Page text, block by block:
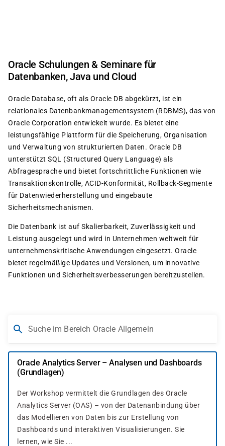
Oracle Schulungen & Seminare für
Datenbanken, Java und Cloud
Oracle Database, oft als Oracle DB abgekürzt, ist ein
relationales Datenbankmanagementsystem (RDBMS), das von
Oracle Corporation entwickelt wurde. Es bietet eine
leistungsfähige Plattform für die Speicherung, Organisation
und Verwaltung von strukturierten Daten. Oracle DB
unterstützt SQL (Structured Query Language) als
Abfragesprache und bietet fortschrittliche Funktionen wie
Transaktionskontrolle, ACID-Konformität, Rollback-Segmente
für Datenwiederherstellung und eingebaute
Sicherheitsmechanismen.
Die Datenbank ist auf Skalierbarkeit, Zuverlässigkeit und
Leistung ausgelegt und wird in Unternehmen weltweit für
unternehmenskritische Anwendungen eingesetzt. Oracle
bietet regelmäßige Updates und Versionen, um innovative
Funktionen und Sicherheitsverbesserungen bereitzustellen.
Suche im Bereich Oracle Allgemein
Oracle Analytics Server – Analysen und Dashboards
(Grundlagen)
Der Workshop vermittelt die Grundlagen des Oracle
Analytics Server (OAS) – von der Datenanbindung über
das Modellieren von Daten bis zur Erstellung von
Dashboards und interaktiven Visualisierungen. Sie
lernen, wie Sie ...